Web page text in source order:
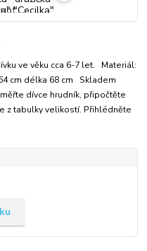
ve věku cca 6-7 let. Materiál:
cm délka 68 cm Skladem
dívce hrudník, připočtěte
z tabulky velikostí. Přihlédněte